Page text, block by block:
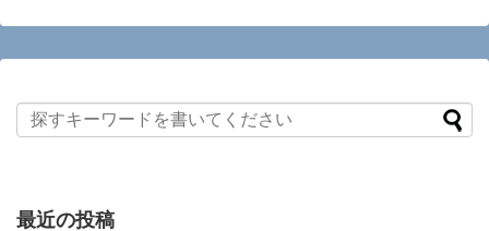
最近の投稿